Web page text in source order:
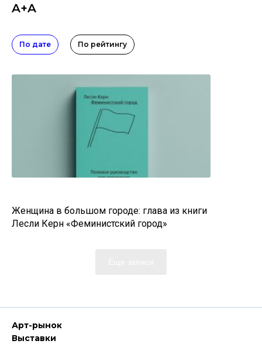
A+A
По дате По рейтингу
Женщина в большом городе: глава из книги
Лесли Керн «Феминистский город»
Арт-рынок
Выставки